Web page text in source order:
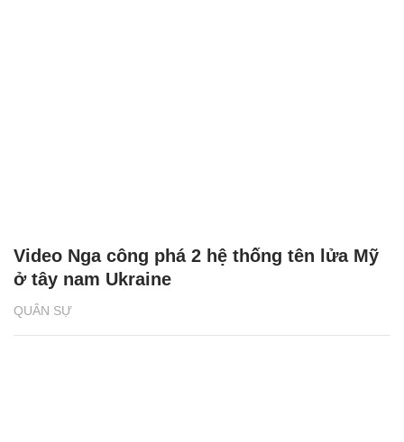
QUÂN SỰ
Video Nga công phá 2 hệ thống tên lửa Mỹ
ở tây nam Ukraine